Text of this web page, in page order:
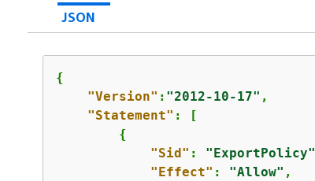
JSON
{
"Version" : "2012-10-17" ,
"Statement" : [
{
"Sid" : "ExportPolicy"
"Effect" : "Allow" ,